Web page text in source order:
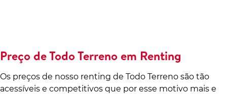
Preço de Todo Terreno em Renting
Os preços de nosso renting de Todo Terreno são tão
acessíveis e competitivos que por esse motivo mais e